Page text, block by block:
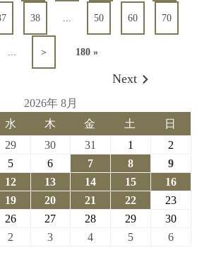
38 ... 50 60 70
＞ 180 »
Next
2026年 8月
水
曜
木木
曜
金
日
土
日
日
292026-
302026-
31
31
1
08-
01
22026-
08-
02
52026-
08-
05
62026-
08-
06
72026-
08-
07
82026-
08-
08
92026-
08-
09
12
08-
12
132026-
08-
13
142026-
14
152026-
08-
15
162026-
08-
16
192026-
08-
202026-
08-
21
08-
222026-
08-
232026-
08-
262026-
272026-
282026-
292026-
302026-
2 32026-
42026-
52026-
62026-